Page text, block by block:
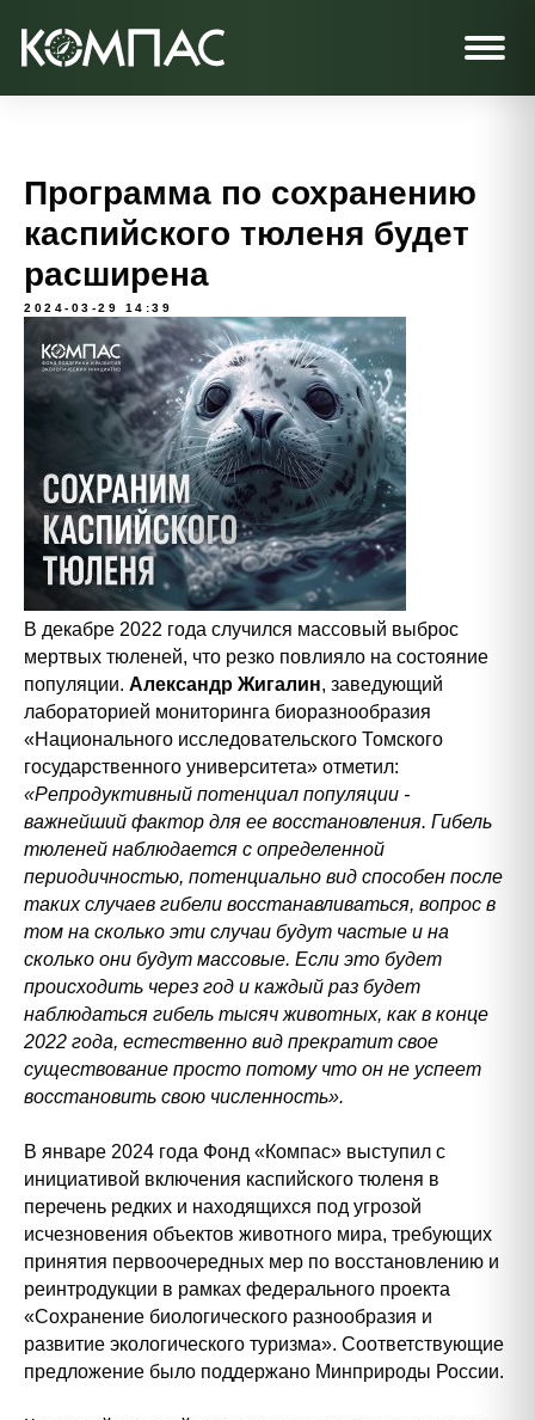
Программа по сохранению
каспийского тюленя будет
расширена
2024-03-29 14:39
В декабре 2022 года случился массовый выброс
мертвых тюленей, что резко повлияло на состояние
популяции. Александр Жигалин, заведующий
лабораторией мониторинга биоразнообразия
«Национального исследовательского Томского
государственного университета» отметил:
«Репродуктивный потенциал популяции -
важнейший фактор для ее восстановления. Гибель
тюленей наблюдается с определенной
периодичностью, потенциально вид способен после
таких случаев гибели восстанавливаться, вопрос в
том на сколько эти случаи будут частые и на
сколько они будут массовые. Если это будет
происходить через год и каждый раз будет
наблюдаться гибель тысяч животных, как в конце
2022 года, естественно вид прекратит свое
существование просто потому что он не успеет
восстановить свою численность».
В январе 2024 года Фонд «Компас» выступил с
инициативой включения каспийского тюленя в
перечень редких и находящихся под угрозой
исчезновения объектов животного мира, требующих
принятия первоочередных мер по восстановлению и
реинтродукции в рамках федерального проекта
«Сохранение биологического разнообразия и
развитие экологического туризма». Соответствующие
предложение было поддержано Минприроды России.